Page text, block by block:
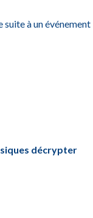
suite à un événement
décrypter